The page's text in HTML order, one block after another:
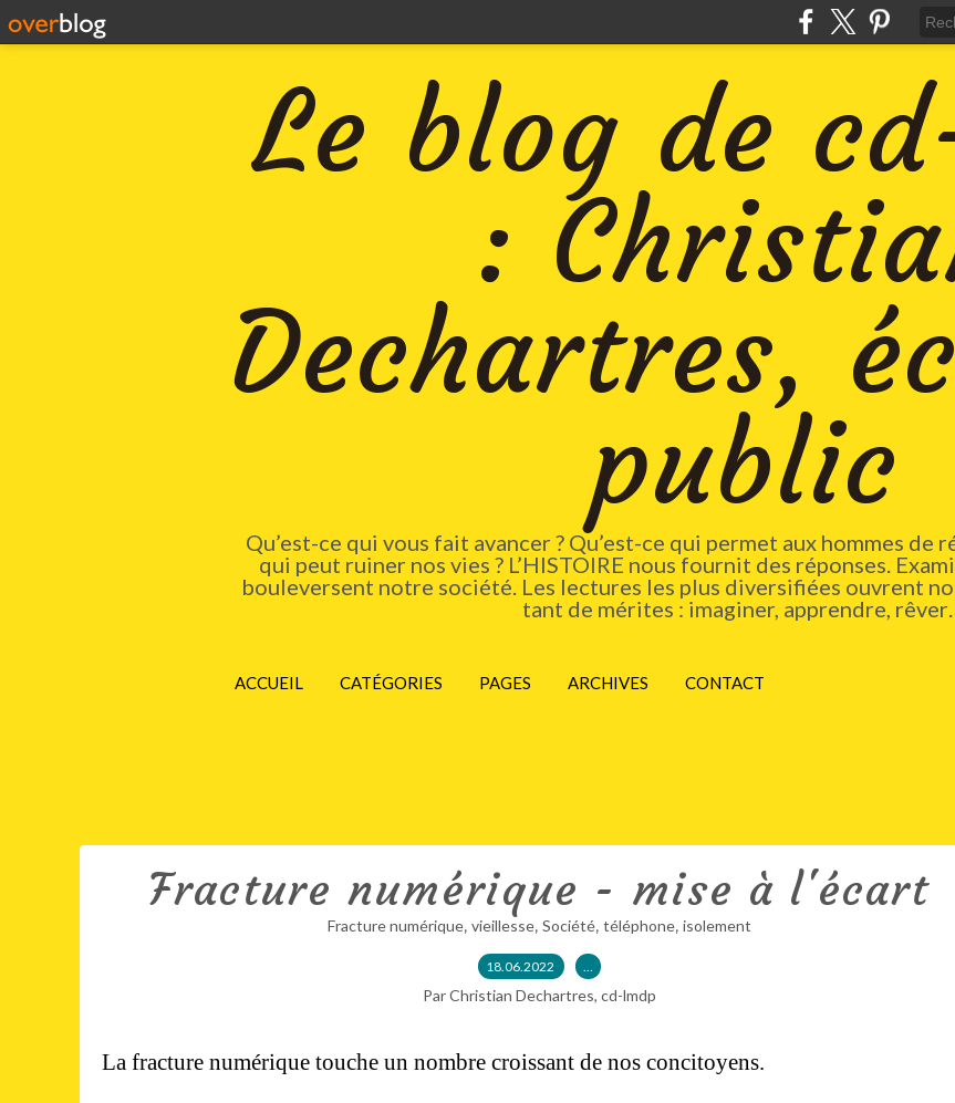
Le blog de
:
Dechartres,
public
Qu’est-ce qui vous fait avancer ? Qu’est-ce qui permet aux hommes de
qui peut ruiner nos vies ? L’HISTOIRE nous fournit des réponses.
bouleversent notre société. Les lectures les plus diversifiées ouvrent
tant de mérites : imaginer, apprendre,
ACCUEIL CATÉGORIES PAGES ARCHIVES CONTACT
Fracture numérique - mise à l'écart
Fracture numérique, vieillesse, Société, téléphone, isolement
18.06.2022 …
Par Christian Dechartres, cd-lmdp
La fracture numérique touche un nombre croissant de nos concitoyens.